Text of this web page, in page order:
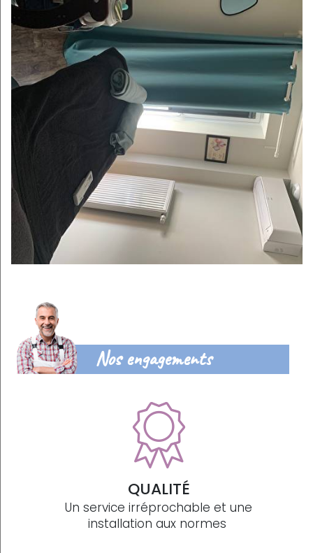
Nos engagements
QUALITÉ
Un service irréprochable et une
installation aux normes